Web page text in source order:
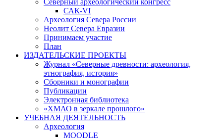
Северный археологический конгресс
САК-VI
Археология Севера России
Неолит Севера Евразии
Принимаем участие
План
ИЗДАТЕЛЬСКИЕ ПРОЕКТЫ
Журнал «Северные древности: археология,
этнография, история»
Сборники и монографии
Публикации
Электронная библиотека
«ХМАО в зеркале прошлого»
УЧЕБНАЯ ДЕЯТЕЛЬНОСТЬ
Археология
MOODLE